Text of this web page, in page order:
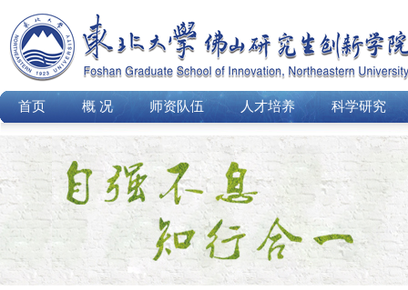
首页 概 况 师资队伍 人才培养 科学研究